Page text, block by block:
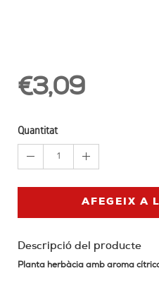
€3,09
Quantitat
1
AFEGEIX A
Descripció del producte
Planta herbàcia amb aroma